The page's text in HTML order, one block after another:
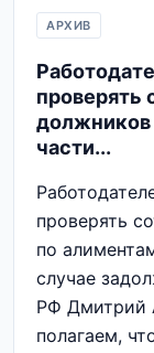
АРХИВ
проверять
должников
части...
проверять
по
случае
РФ Дмитрий
полагаем,